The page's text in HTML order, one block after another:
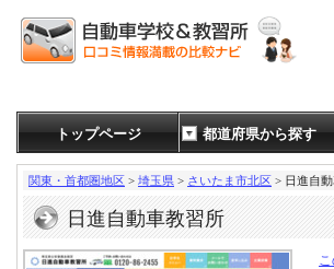
トップページ 都道府県から探す
関東・首都圏地区 > 埼玉県 > さいたま市北区 > 日進自
日進自動車教習所